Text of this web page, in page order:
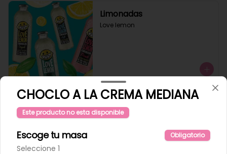
Limonadas
Love lemon
CHOCLO A LA CREMA MEDIANA
Este producto no esta disponible
Escoge tu masa Obligatorio
Seleccione 1